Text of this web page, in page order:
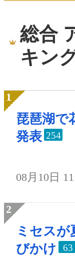
総合
キン
琵琶湖で
発表 254
08月10日
ミセスが
びかけ
63